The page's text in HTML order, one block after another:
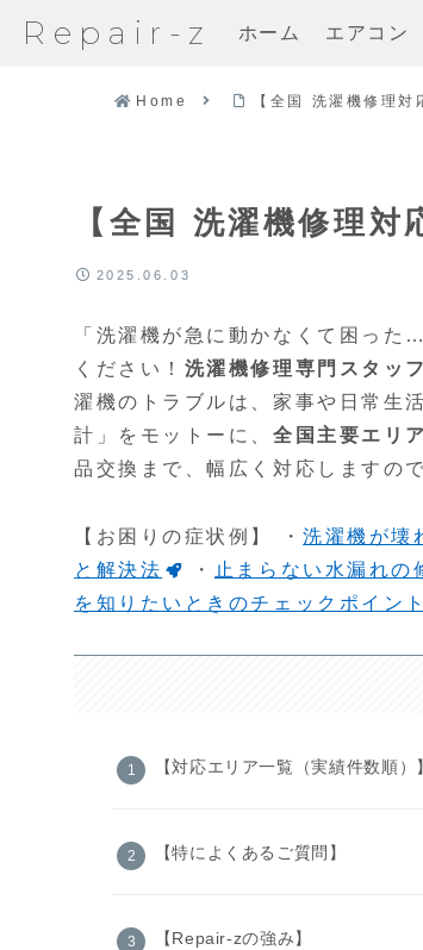
Repair-z ホーム エアコン
Home 【全国 洗濯機修理
【全国 洗濯機修理
2025.06.03
「洗濯機が急に動かなくて困っ
ください！ 洗濯機修理専門スタッフ
濯機のトラブルは、家事や日常生
計」をモットーに、全国主要エリア
品交換まで、幅広く対応しますの
【お困りの症状例】 ・洗濯機が壊
と解決法
・ 止まらない水漏れの
を知りたいときのチェックポイント
【対応エリア一覧（実績件数順）】
【特によくあるご質問】
【Repair-zの強み】